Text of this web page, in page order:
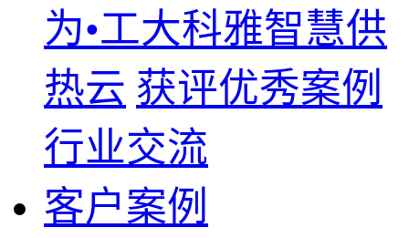
为•工大科雅智慧供
热云 获评优秀案例
行业交流
客户案例